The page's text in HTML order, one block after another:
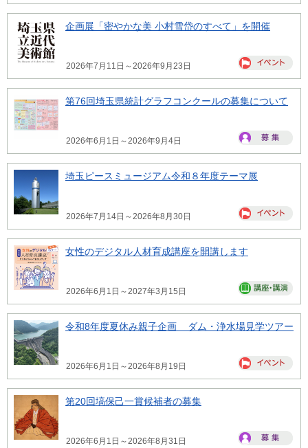
企画展「密やかな美 小村雪岱のすべて」を開催
2026年7月11日～2026年9月23日
第76回埼玉県統計グラフコンクールの募集について
2026年6月1日～2026年9月4日
埼玉ピースミュージアム令和８年度テーマ展
2026年7月14日～2026年8月30日
女性のデジタル人材育成講座を開講します
2026年6月1日～2027年3月15日
令和8年度夏休み親子企画 ダム・浄水場見学ツアー
2026年6月1日～2026年8月19日
第20回塙保己一賞候補者の募集
2026年6月1日～2026年8月31日